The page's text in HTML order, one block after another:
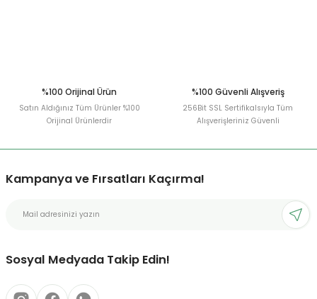
%100 Orijinal Ürün
Satın Aldığınız Tüm Ürünler %100
Orijinal Ürünlerdir
%100 Güvenli Alışveriş
256Bit SSL Sertifikalsıyla Tüm
Alışverişleriniz Güvenli
Kampanya ve Fırsatları Kaçırma!
Sosyal Medyada Takip Edin!